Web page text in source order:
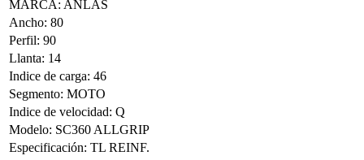
MARCA: ANLAS
Ancho: 80
Perfil: 90
Llanta: 14
Indice de carga: 46
Segmento: MOTO
Indice de velocidad: Q
Modelo: SC360 ALLGRIP
Especificación: TL REINF.